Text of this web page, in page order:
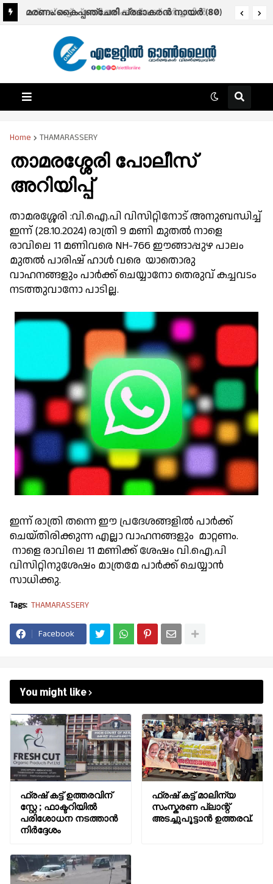
ഫ്രഷ് കട്ട് പ്രവർത്തിക്കില്ലന്ന് ചർച്ചയിൽ
മരണം:കൈപ്പഞ്ചേരി പ്രഭാകരന്‍ നായർ (80)
Home THAMARASSERY
താമരശ്ശേരി പോലീസ്
അറിയിപ്പ്
താമരശ്ശേരി :വി.ഐ.പി വിസിറ്റിനോട് അനുബന്ധിച്ച്
ഇന്ന് (28.10.2024) രാത്രി 9 മണി മുതൽ നാളെ
രാവിലെ 11 മണിവരെ NH-766 ഈങ്ങാപ്പുഴ പാലം
മുതൽ പാരിഷ് ഹാൾ വരെ യാതൊരു
വാഹനങ്ങളും പാർക്ക് ചെയ്യാനോ തെരുവ് കച്ചവടം
നടത്തുവാനോ പാടില്ല.
ഇന്ന് രാത്രി തന്നെ ഈ പ്രദേശങ്ങളിൽ പാർക്ക്
ചെയ്തിരിക്കുന്ന എല്ലാ വാഹനങ്ങളും മാറ്റണം.
നാളെ രാവിലെ 11 മണിക്ക് ശേഷം വി.ഐ.പി
വിസിറ്റിനുശേഷം മാത്രമേ പാർക്ക് ചെയ്യാൻ
സാധിക്കു.
Tags: THAMARASSERY
Facebook
You might like
ഫ്രഷ് കട്ട് ഉത്തരവിന്
സ്റ്റേ ; ഫാക്ടറിയിൽ
പരിശോധന നടത്താൻ
നിർദ്ദേശം
ഫ്രഷ് കട്ട് മാലിന്യ
സംസ്കരണ പ്ലാന്റ്
അടച്ചുപൂട്ടാൻ ഉത്തരവ്.